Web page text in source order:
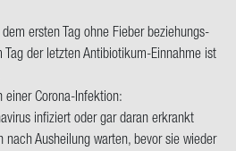
ers­ten Tag ohne Fie­ber be­zie­hungs­
der letz­ten Antibiotikum-​​Ein­nah­me ist
Corona-​Infektion:
in­fi­ziert oder gar daran er­krankt
nach Aus­hei­lung war­ten, bevor sie wie­der